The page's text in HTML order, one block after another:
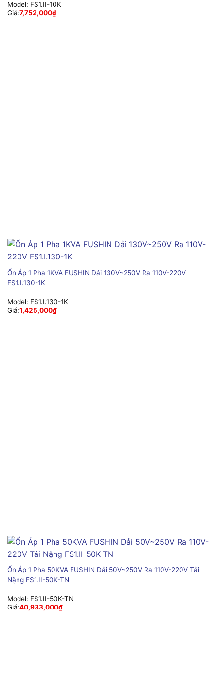
Model: FS1.II-10K
Giá:7,752,000₫
Ổn Áp 1 Pha 1KVA FUSHIN Dải 130V~250V Ra 110V-220V
FS1.I.130-1K
Model: FS1.I.130-1K
Giá:1,425,000₫
Ổn Áp 1 Pha 50KVA FUSHIN Dải 50V~250V Ra 110V-220V Tải
Nặng FS1.II-50K-TN
Model: FS1.II-50K-TN
Giá:40,933,000₫